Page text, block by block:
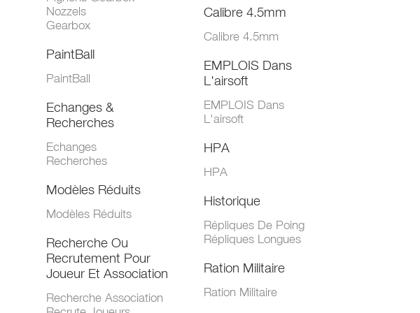
Nozzels
Gearbox
PaintBall
PaintBall
Echanges &
Recherches
Echanges
Recherches
Modèles Réduits
Modèles Réduits
Recherche Ou
Recrutement Pour
Joueur Et Association
Recherche Association
Calibre 4.5mm
Calibre 4.5mm
EMPLOIS Dans
L'airsoft
EMPLOIS Dans
L'airsoft
HPA
HPA
Historique
Répliques De Poing
Répliques Longues
Ration Militaire
Ration Militaire